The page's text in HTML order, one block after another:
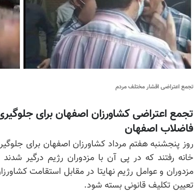
تجمع اعتراضی اقشار مختلف مردم
تجمع اعتراضی کشاورزان اصفهان برای
فاضلاب اصفهان
روز پنجشنبه هفتم مرداد کشاورزان اصفهان برای
خانه رفتند که در پی آن با مزدوران رژیم درگیر
مزدوران و عوامل رژیم نهایتا در مقابل استقامت
تعیین تکلیف قانونی بسته شود.